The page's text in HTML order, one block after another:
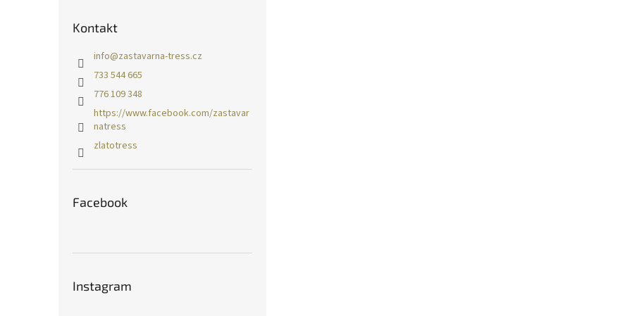
Kontakt
info@zastavarna-tress.cz
733 544 665
776 109 348
https://www.facebook.com/zastavar
natress
zlatotress
Facebook
Instagram